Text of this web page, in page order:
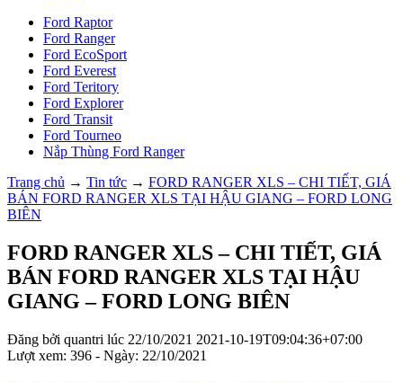
Ford Raptor
Ford Ranger
Ford EcoSport
Ford Everest
Ford Teritory
Ford Explorer
Ford Transit
Ford Tourneo
Nắp Thùng Ford Ranger
Trang chủ → Tin tức → FORD RANGER XLS – CHI TIẾT, GIÁ
BÁN FORD RANGER XLS TẠI HẬU GIANG – FORD LONG
BIÊN
FORD RANGER XLS – CHI TIẾT, GIÁ
BÁN FORD RANGER XLS TẠI HẬU
GIANG – FORD LONG BIÊN
Đăng bởi quantri lúc 22/10/2021 2021-10-19T09:04:36+07:00
Lượt xem: 396 - Ngày: 22/10/2021